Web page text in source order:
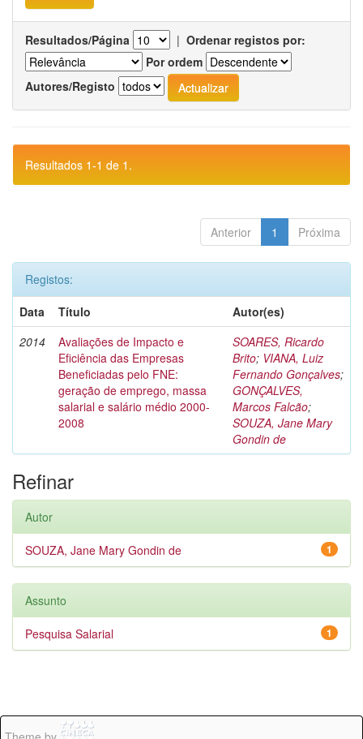
Resultados/Página | Ordenar registos por:
Por ordem
Autores/Registo
Resultados 1-1 de 1.
Anterior 1 Próxima
Registos:
Data
Título
Autor(es)
2014
Avaliações de Impacto e
Eficiência das Empresas
Beneficiadas pelo FNE:
geração de emprego, massa
salarial e salário médio 2000-
2008
SOARES, Ricardo
Brito; VIANA, Luiz
Fernando Gonçalves;
GONÇALVES,
Marcos Falcão;
SOUZA, Jane Mary
Gondin de
Refinar
Autor
1
SOUZA, Jane Mary Gondin de
Assunto
1
Pesquisa Salarial